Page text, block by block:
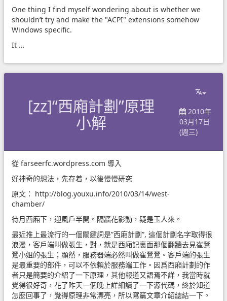
One thing I find myself wondering about is whether we
shouldn’t try and make the "ACPI" extensions somehow
Windows specific.
It …
[zz]“西廂計劃”原理
小解
2010年
03月17日
(週三)
從 farseerfc.wordpress.com 導入
好神奇的想法，先存着，以後慢慢研究
原文： http://blog.youxu.info/2010/03/14/west-
chamber/
待月西廂下，迎風戶半開。隔牆花影動，疑是玉人來。
最近推上最流行的一個關鍵詞是”西廂計劃”, 這個計劃名字取得很
浪漫，客戶端叫做張生，對，就是西廂記裏面那個翻牆去見崔鶯
鶯小姐的張生；顯然，服務器端必然叫做崔鶯鶯。客戶端的張生
是最重要的部件，可以不依賴於服務端工作。因爲西廂計劃的作
者只是簡要的介紹了一下原理，其他報道又語焉不詳，我當時就
覺得很好奇，花了昨天一個晚上詳細讀了一下源代碼，終於知道
怎麼回事了，覺得原理非常漂亮，所以寫篇文章介紹總結一下。